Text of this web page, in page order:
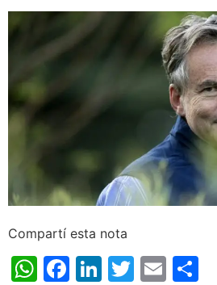
Compartí esta nota
WhatsApp
Facebook
LinkedIn
Twitter
Email